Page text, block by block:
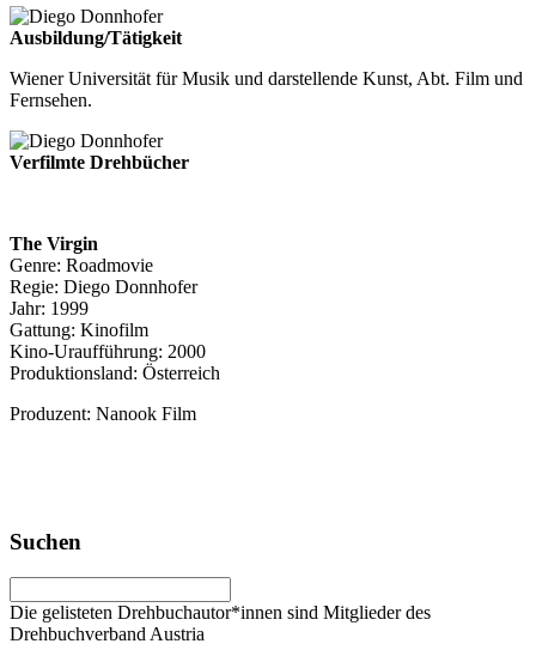
Ausbildung/Tätigkeit
Wiener Universität für Musik und darstellende Kunst, Abt. Film und
Fernsehen.
Verfilmte Drehbücher
The Virgin
Genre: Roadmovie
Regie: Diego Donnhofer
Jahr: 1999
Gattung: Kinofilm
Kino-Uraufführung: 2000
Produktionsland: Österreich
Produzent: Nanook Film
Suchen
Die gelisteten Drehbuchautor*innen sind Mitglieder des
Drehbuchverband Austria